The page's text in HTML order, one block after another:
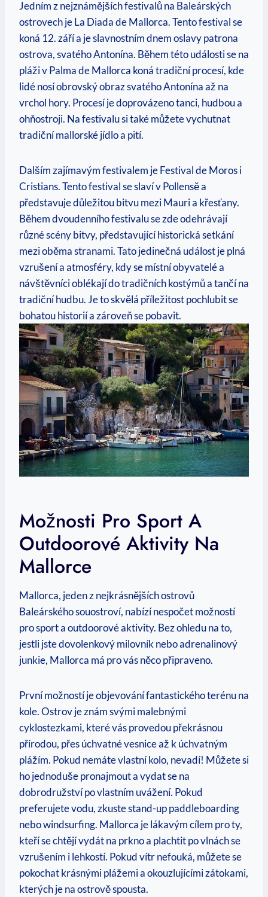
Jedním z nejznámějších festivalů na Baleárských
ostrovech je ‌La Diada ⁣de​ Mallorca. Tento festival se
koná 12. září⁤ a je slavnostním dnem oslavy patrona
ostrova, svatého Antonína. Během této události se ⁣na
pláži v Palma de Mallorca‍ koná tradiční​ procesí, kde
lidé nosí obrovský obraz svatého Antonína až na
‍vrchol hory. ‌Procesí je doprovázeno⁤ tanci, hudbou ⁢a
ohňostroji. ​Na festivalu si‌ také můžete ‍vychutnat
tradiční mallorské jídlo a pití.
Dalším zajímavým festivalem je Festival​ de ‌Moros i
Cristians. Tento festival ​se slaví v Pollensě a
představuje důležitou bitvu mezi Mauri a křesťany.
Během dvoudenního festivalu se zde odehrávají
různé‍ scény bitvy, představující historická​ setkání
mezi​ oběma stranami. ‍Tato jedinečná událost je ⁣plná ​
vzrušení a atmosféry, kdy se místní obyvatelé a
‌návštěvníci oblékají do tradičních kostýmů a tančí na
tradiční ⁢hudbu. Je ‍to skvělá‌ příležitost pochlubit se
bohatou​ historií a ‌zároveň ​se pobavit.
Možnosti ⁢pro Sport A
Outdoorové Aktivity ‌na
⁢Mallorce
Mallorca, jeden z nejkrásnějších ostrovů⁤
Baleárského souostroví, nabízí⁢ nespočet možností
pro sport ‌a outdoorové aktivity.‍ Bez ohledu na to,
⁤jestli jste dovolenkový milovník nebo adrenalinový
junkie, Mallorca má pro vás něco‌ připraveno.
První možností ⁢je objevování ‌fantastického terénu na
kole. Ostrov je ⁤znám svými malebnými
cyklostezkami, které vás ‍provedou ⁢překrásnou
přírodou,⁣ přes úchvatné vesnice až⁣ k ⁣úchvatným
plážím. Pokud nemáte vlastní kolo, nevadí! Můžete⁢ si
ho jednoduše pronajmout a vydat se na
dobrodružství po vlastním⁢ uvážení. Pokud
preferujete ‌vodu, zkuste stand-up⁣ paddleboarding
‍nebo windsurfing. Mallorca je ​lákavým cílem pro ty,
kteří se chtějí vydát na prkno a plachtit po vlnách⁤ se
vzrušením i lehkostí. Pokud vítr nefouká, můžete se
‌pokochat krásnými plážemi a okouzlujícími zátokami,⁤
kterých je na ostrově spousta.